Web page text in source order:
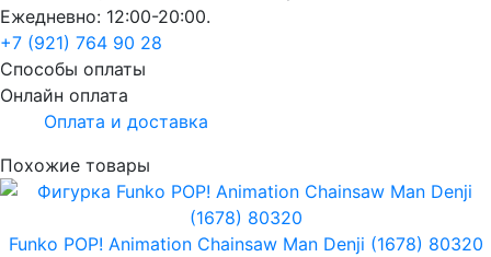
Ежедневно: 12:00-20:00.
+7 (921) 764 90 28
Способы оплаты
Онлайн оплата
Оплата и доставка
Похожие товары
Funko POP! Animation Chainsaw Man Denji (1678) 80320